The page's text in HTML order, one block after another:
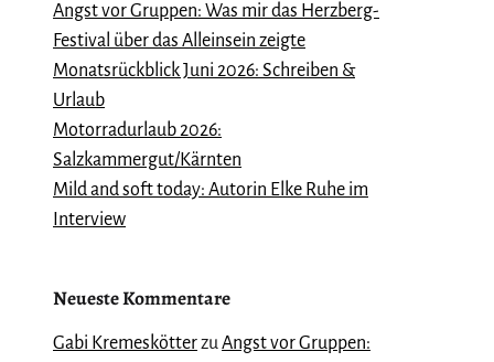
Angst vor Gruppen: Was mir das Herzberg-
Festival über das Alleinsein zeigte
Monatsrückblick Juni 2026: Schreiben &
Urlaub
Motorradurlaub 2026:
Salzkammergut/Kärnten
Mild and soft today: Autorin Elke Ruhe im
Interview
Neueste Kommentare
Gabi KremeskötterzuAngst vor Gruppen: